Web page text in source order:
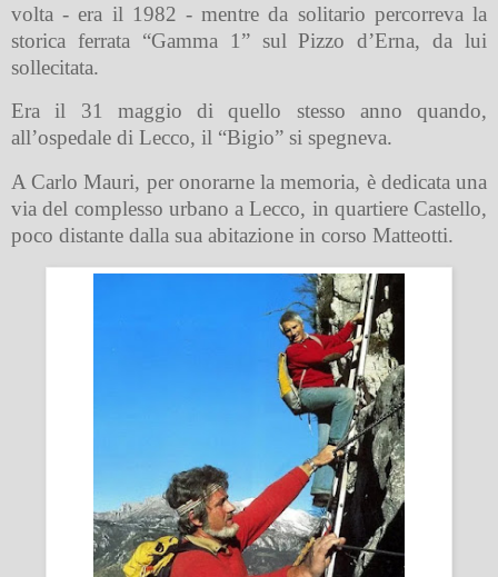
volta - era il 1982 - mentre da solitario percorreva la
storica ferrata “Gamma 1” sul Pizzo d’Erna, da lui
sollecitata.
Era il 31 maggio di quello stesso anno quando,
all’ospedale di Lecco, il “Bigio” si spegneva.
A Carlo Mauri, per onorarne la memoria, è dedicata una
via del complesso urbano a Lecco, in quartiere Castello,
poco distante dalla sua abitazione in corso Matteotti.